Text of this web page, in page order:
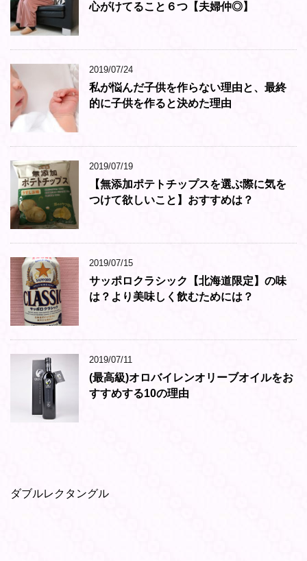
心がけてること６つ【夫婦仲◎】
2019/07/24
私が悩んだ子供を作らない理由と、最終
的に子供を作ると決めた理由
2019/07/19
【無添加ポテトチップスを選ぶ際に気を
つけて欲しいこと】おすすめは？
2019/07/15
サッポロクラシック【北海道限定】の味
は？より美味しく飲むためには？
2019/07/11
(最高級)オロバイレンオリーブオイルをお
すすめする10の理由
ダブルレクタングル